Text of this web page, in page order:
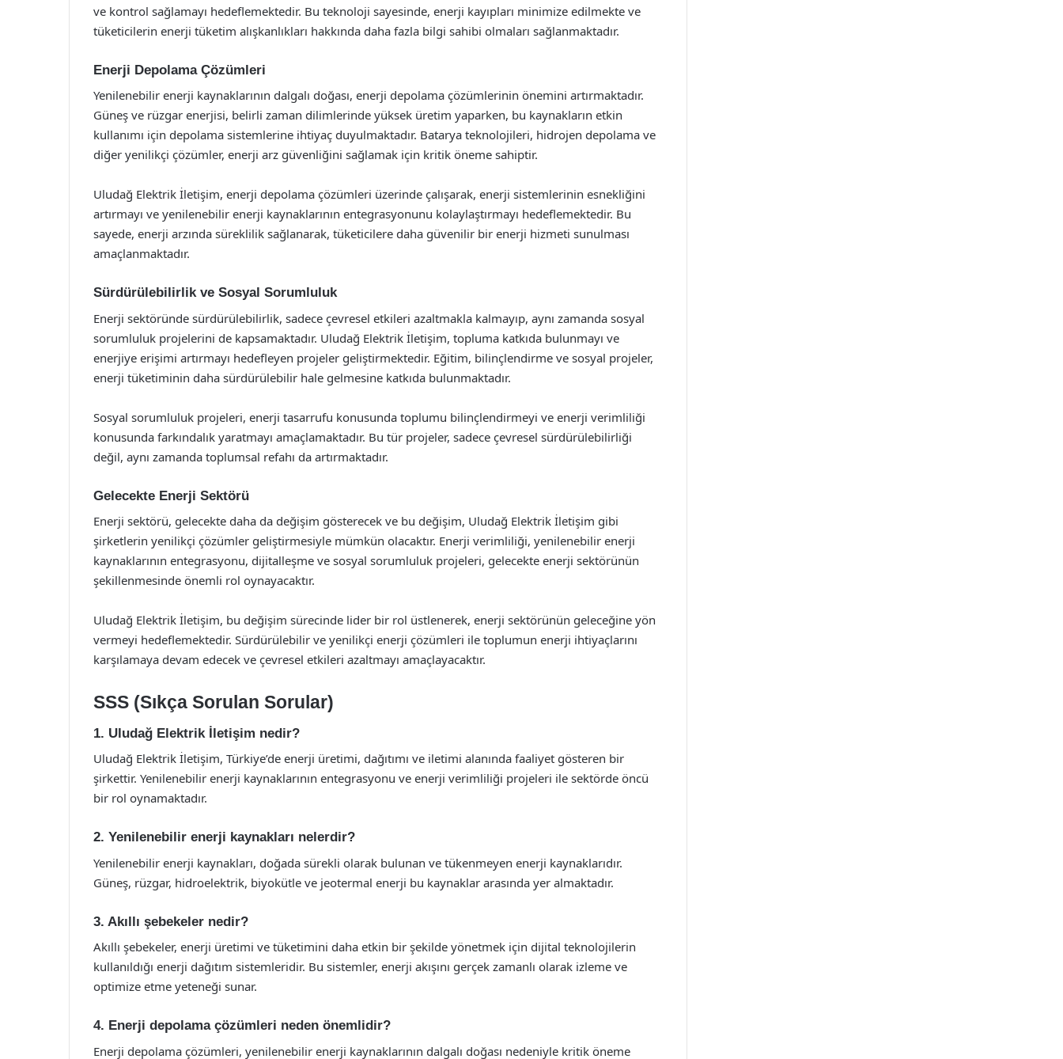
ve kontrol sağlamayı hedeflemektedir. Bu teknoloji sayesinde, enerji kayıpları minimize edilmekte ve
tüketicilerin enerji tüketim alışkanlıkları hakkında daha fazla bilgi sahibi olmaları sağlanmaktadır.
Enerji Depolama Çözümleri
Yenilenebilir enerji kaynaklarının dalgalı doğası, enerji depolama çözümlerinin önemini artırmaktadır.
Güneş ve rüzgar enerjisi, belirli zaman dilimlerinde yüksek üretim yaparken, bu kaynakların etkin
kullanımı için depolama sistemlerine ihtiyaç duyulmaktadır. Batarya teknolojileri, hidrojen depolama ve
diğer yenilikçi çözümler, enerji arz güvenliğini sağlamak için kritik öneme sahiptir.
Uludağ Elektrik İletişim, enerji depolama çözümleri üzerinde çalışarak, enerji sistemlerinin esnekliğini
artırmayı ve yenilenebilir enerji kaynaklarının entegrasyonunu kolaylaştırmayı hedeflemektedir. Bu
sayede, enerji arzında süreklilik sağlanarak, tüketicilere daha güvenilir bir enerji hizmeti sunulması
amaçlanmaktadır.
Sürdürülebilirlik ve Sosyal Sorumluluk
Enerji sektöründe sürdürülebilirlik, sadece çevresel etkileri azaltmakla kalmayıp, aynı zamanda sosyal
sorumluluk projelerini de kapsamaktadır. Uludağ Elektrik İletişim, topluma katkıda bulunmayı ve
enerjiye erişimi artırmayı hedefleyen projeler geliştirmektedir. Eğitim, bilinçlendirme ve sosyal projeler,
enerji tüketiminin daha sürdürülebilir hale gelmesine katkıda bulunmaktadır.
Sosyal sorumluluk projeleri, enerji tasarrufu konusunda toplumu bilinçlendirmeyi ve enerji verimliliği
konusunda farkındalık yaratmayı amaçlamaktadır. Bu tür projeler, sadece çevresel sürdürülebilirliği
değil, aynı zamanda toplumsal refahı da artırmaktadır.
Gelecekte Enerji Sektörü
Enerji sektörü, gelecekte daha da değişim gösterecek ve bu değişim, Uludağ Elektrik İletişim gibi
şirketlerin yenilikçi çözümler geliştirmesiyle mümkün olacaktır. Enerji verimliliği, yenilenebilir enerji
kaynaklarının entegrasyonu, dijitalleşme ve sosyal sorumluluk projeleri, gelecekte enerji sektörünün
şekillenmesinde önemli rol oynayacaktır.
Uludağ Elektrik İletişim, bu değişim sürecinde lider bir rol üstlenerek, enerji sektörünün geleceğine yön
vermeyi hedeflemektedir. Sürdürülebilir ve yenilikçi enerji çözümleri ile toplumun enerji ihtiyaçlarını
karşılamaya devam edecek ve çevresel etkileri azaltmayı amaçlayacaktır.
SSS (Sıkça Sorulan Sorular)
1. Uludağ Elektrik İletişim nedir?
Uludağ Elektrik İletişim, Türkiye’de enerji üretimi, dağıtımı ve iletimi alanında faaliyet gösteren bir
şirkettir. Yenilenebilir enerji kaynaklarının entegrasyonu ve enerji verimliliği projeleri ile sektörde öncü
bir rol oynamaktadır.
2. Yenilenebilir enerji kaynakları nelerdir?
Yenilenebilir enerji kaynakları, doğada sürekli olarak bulunan ve tükenmeyen enerji kaynaklarıdır.
Güneş, rüzgar, hidroelektrik, biyokütle ve jeotermal enerji bu kaynaklar arasında yer almaktadır.
3. Akıllı şebekeler nedir?
Akıllı şebekeler, enerji üretimi ve tüketimini daha etkin bir şekilde yönetmek için dijital teknolojilerin
kullanıldığı enerji dağıtım sistemleridir. Bu sistemler, enerji akışını gerçek zamanlı olarak izleme ve
optimize etme yeteneği sunar.
4. Enerji depolama çözümleri neden önemlidir?
Enerji depolama çözümleri, yenilenebilir enerji kaynaklarının dalgalı doğası nedeniyle kritik öneme